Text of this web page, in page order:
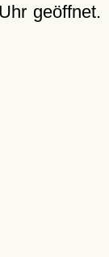
geöffnet.